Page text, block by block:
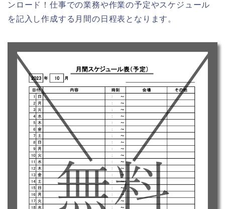
ンロード！仕事での業務や作業の予定やスケジュール
を記入し作成する月間の日程表となります。